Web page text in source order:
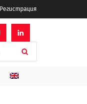
Регистрация